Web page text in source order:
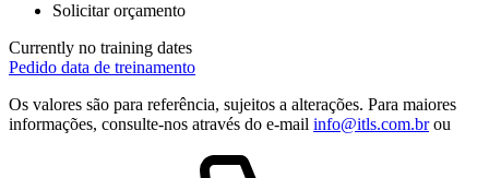
Solicitar orçamento
Currently no training dates
Pedido data de treinamento
Os valores são para referência, sujeitos a alterações. Para maiores
informações, consulte-nos através do e-mail info@itls.com.brou